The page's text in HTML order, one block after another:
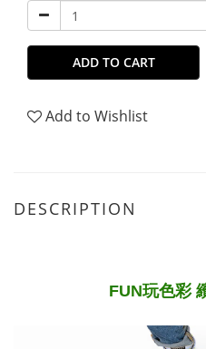
ADD TO CART
Add to Wishlist
DESCRIPTION
FUN玩色彩